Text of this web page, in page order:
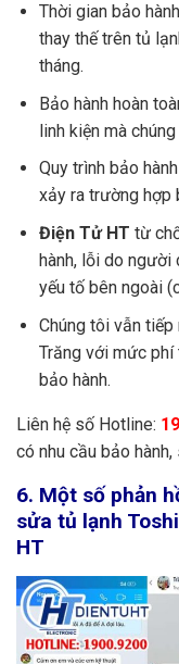
Thời gian bảo
thay thế trên tủ
tháng.
Bảo hành hoàn
linh kiện mà
Quy trình bảo
xảy ra trường hợp
Điện Tử HT từ
hành, lỗi do
yếu tố bên ngoài
Chúng tôi vẫn
Trăng với mức
bảo hành.
Liên hệ số Hotline:
có nhu cầu bảo
6. Một số phản
sửa tủ lạnh
HT